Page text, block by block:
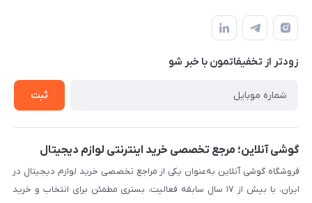
حساب کاربری
حریم خصوصی
بلاگ
نحوه خرید از گوشی آنلاین
شرایط ضمانت هفت روزه
روش ارسال کالا در گوشی آنلاین
روش بازگردانی کالا
زودتر از تخفیفاتمون با خبر شو
ثبت
گوشی آنلاین؛ مرجع تخصصی خرید اینترنتی لوازم دیجیتال
فروشگاه گوشی آنلاین به‌عنوان یکی از مراجع تخصصی خرید لوازم دیجیتال در
ایران، با بیش از ۱۷ سال سابقه فعالیت، بستری مطمئن برای انتخاب و خرید